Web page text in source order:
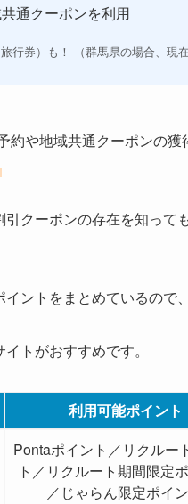
通クーポンを利用
行券）も！ （群馬県の場合、現在
や地域共通クーポンの獲
クーポンの存在を知って
ントをまとめているので
トがおすすめです。
利用可能ポイント
Pontaポイント／リクルー
ト／リクルート期間限定
／じゃらん限定ポイ